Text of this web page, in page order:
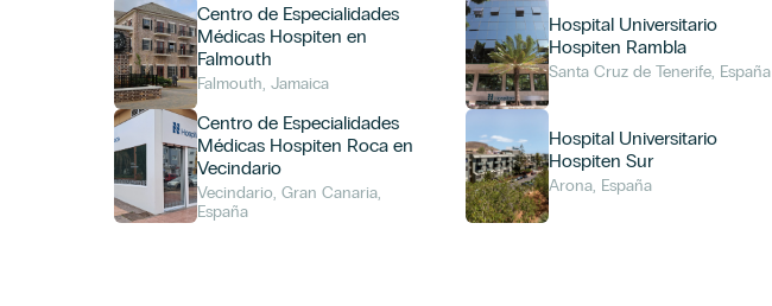
Centro de Especialidades
Médicas Hospiten en
Falmouth
Falmouth, Jamaica
Centro de Especialidades
Médicas Hospiten Roca en
Vecindario
Vecindario, Gran Canaria,
España
Hospital Universitario
Hospiten Rambla
Santa Cruz de Tenerife, España
Hospital Universitario
Hospiten Sur
Arona, España